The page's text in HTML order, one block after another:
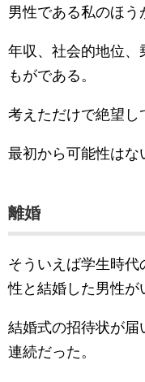
男性である私のほう
年収、社会的地位
もがである。
考えただけで絶望し
最初から可能性はな
離婚
そういえば学生時
性と結婚した男性が
結婚式の招待状が
連続だった。